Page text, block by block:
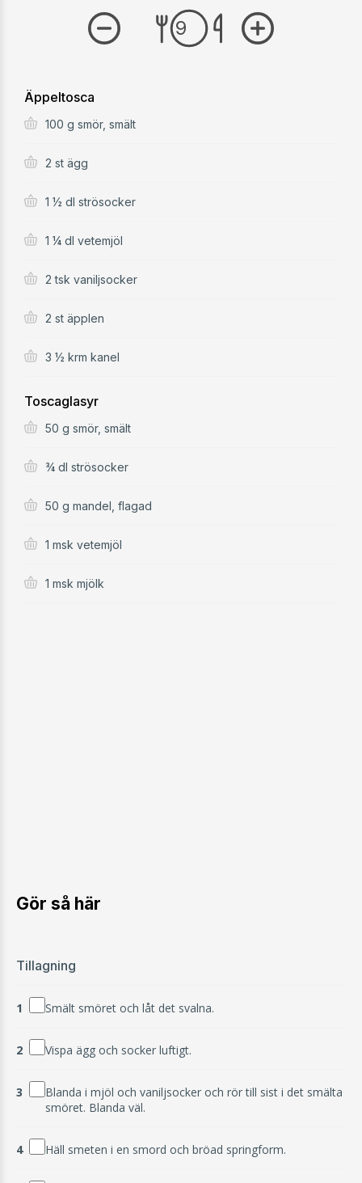
Äppeltosca
100 g smör, smält
2 st ägg
1 ½ dl strösocker
1 ¼ dl vetemjöl
2 tsk vaniljsocker
2 st äpplen
3 ½ krm kanel
Toscaglasyr
50 g smör, smält
¾ dl strösocker
50 g mandel, flagad
1 msk vetemjöl
1 msk mjölk
Gör så här
Tillagning
1 Smält smöret och låt det svalna.
2 Vispa ägg och socker luftigt.
3
Blanda i mjöl och vaniljsocker och rör till sist i det smälta
smöret. Blanda väl.
4 Häll smeten i en smord och bröad springform.